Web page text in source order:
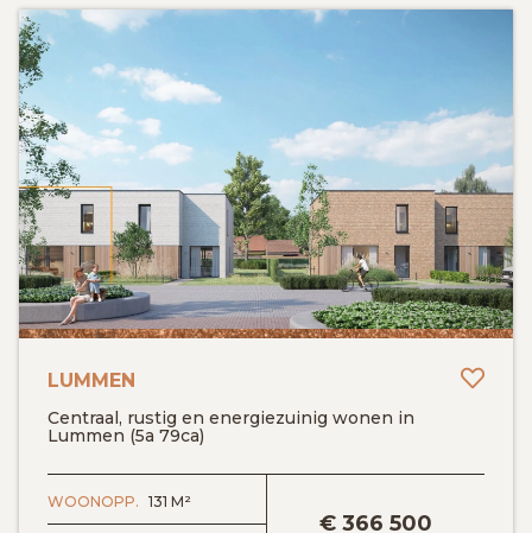
LUMMEN
Centraal, rustig en energiezuinig wonen in
Lummen (5a 79ca)
€ 366 500
WOONOPP. 131 M²
BEKIJK DETAILS